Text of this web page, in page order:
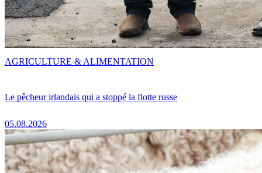
Le pêcheur irlandais qui a stoppé la flotte russe
05.08.2026
AGRICULTURE & ALIMENTATION